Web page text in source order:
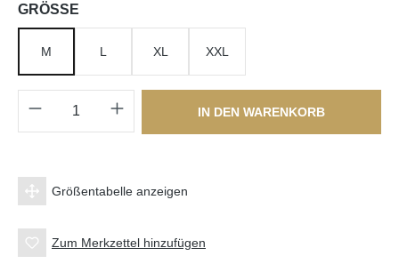
GRÖSSE
M L XL XXL
Produkt Anzahl: Gib den gewünschten
IN DEN WARENKORB
Größentabelle anzeigen
Zum Merkzettel hinzufügen